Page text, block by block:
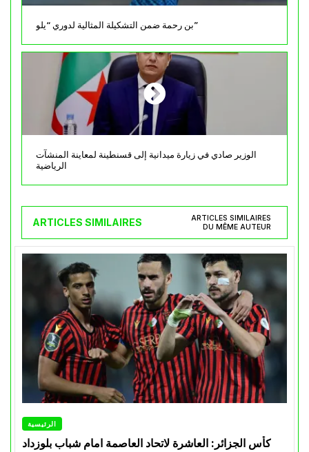
بن رحمة ضمن التشكيلة المثالية لدوري “يلو”
الوزير صادي في زيارة ميدانية إلى قسنطينة لمعاينة المنشآت
الرياضية
ARTICLES SIMILAIRES
ARTICLES SIMILAIRES
DU MÊME AUTEUR
الرئيسية
كأس الجزائر: العاشرة لاتحاد العاصمة امام شباب بلوزداد